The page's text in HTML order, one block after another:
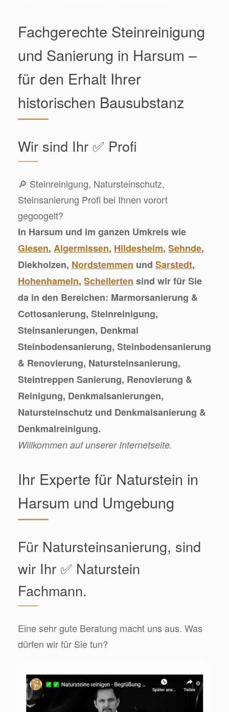
Fachgerechte Steinreinigung
und Sanierung in Harsum –
für den Erhalt Ihrer
historischen Bausubstanz
Wir sind Ihr ✅ Profi
🔎 Steinreinigung, Natursteinschutz,
Steinsanierung Profi bei Ihnen vorort
gegoogelt?
In Harsum und im ganzen Umkreis wie
Giesen, Algermissen, Hildesheim, Sehnde,
Diekholzen, Nordstemmen und Sarstedt,
Hohenhameln, Schellerten sind wir für Sie
da in den Bereichen: Marmorsanierung &
Cottosanierung, Steinreinigung,
Steinsanierungen, Denkmal
Steinbodensanierung, Steinbodensanierung
& Renovierung, Natursteinsanierung,
Steintreppen Sanierung, Renovierung &
Reinigung, Denkmalsanierungen,
Natursteinschutz und Denkmalsanierung &
Denkmalreinigung.
Willkommen auf unserer Internetseite.
Ihr Experte für Naturstein in
Harsum und Umgebung
Für Natursteinsanierung, sind
wir Ihr ✅ Naturstein
Fachmann.
Eine sehr gute Beratung macht uns aus. Was
dürfen wir für Sie tun?